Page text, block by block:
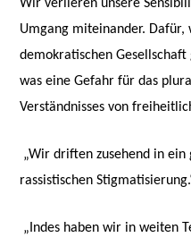
Wir verlieren unsere
Umgang miteinander. Dafür,
demokratischen
was eine Gefahr für das
Verständnisses von
„Wir driften zusehend in
rassistischen
„Indes haben wir in weiten